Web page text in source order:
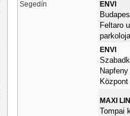
Segedín ENVI
Feltaro
ENVI
MAXI
Tompai